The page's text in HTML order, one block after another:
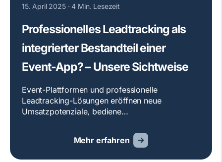
15. April 2025 ·4 Min. Lesezeit
Professionelles Leadtracking als
integrierter Bestandteil einer
Event-App? – Unsere Sichtweise
Event-Plattformen und professionelle
Leadtracking-Lösungen eröffnen neue
Umsatzpotenziale, bediene…
Mehr erfahren